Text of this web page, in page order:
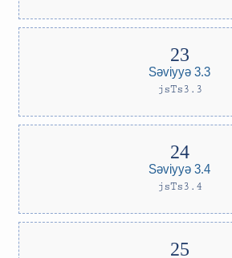
Səviyyə 3.3
jsTs3.3
Səviyyə 3.4
jsTs3.4